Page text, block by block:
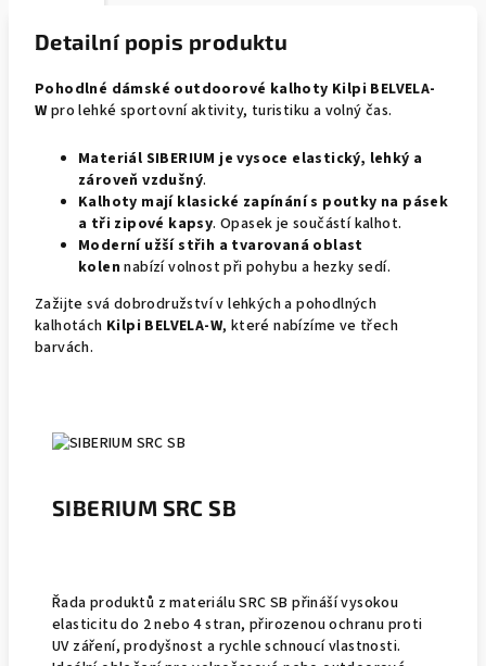
Detailní popis produktu
Pohodlné dámské outdoorové kalhoty Kilpi BELVELA-
Wpro lehké sportovní aktivity, turistiku a volný čas.
Materiál SIBERIUM je vysoce elastický, lehký a
zároveň vzdušný.
Kalhoty mají klasické zapínání s poutky na pásek
a tři zipové kapsy. Opasek je součástí kalhot.
Moderní užší střih a tvarovaná oblast
kolen nabízí volnost při pohybu a hezky sedí.
Zažijte svá dobrodružství v lehkých a pohodlných
kalhotách Kilpi BELVELA-W, které nabízíme ve třech
barvách.
SIBERIUM SRC SB
Řada produktů z materiálu SRC SB přináší vysokou
elasticitu do 2 nebo 4 stran, přirozenou ochranu proti
UV záření, prodyšnost a rychle schnoucí vlastnosti.